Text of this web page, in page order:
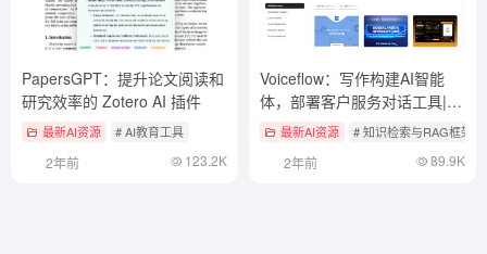
PapersGPT：提升论文阅读和
研究效率的 Zotero AI 插件
最新AI资源 # AI教育工具
2年前 123.2K
Voiceflow：写作构建AI智能
体，部署客户服务对话工具|编
排客户服务流程
最新AI资源 # 知识检索与RAG框架
2年前 89.9K